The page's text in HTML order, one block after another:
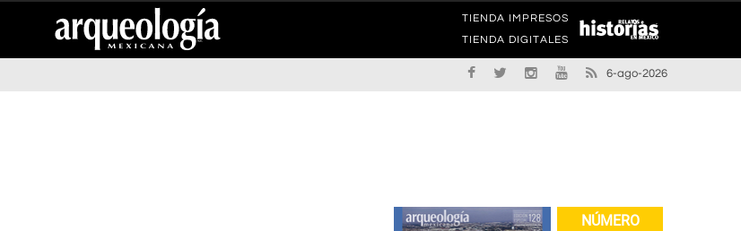
TIENDA IMPRESOS
TIENDA DIGITALES
6-ago-2026
NÚMERO